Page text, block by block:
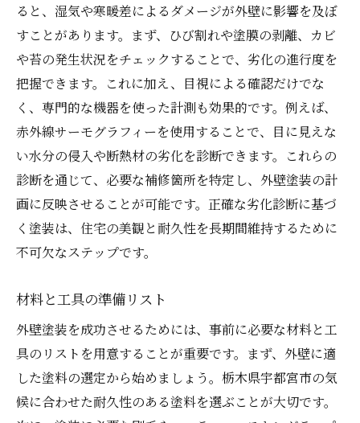
トラブル発生時の適切な対応方法
アフターケアと保証を活用するコツ
外壁塗装後のメンテナンスで美観と耐久性を長
持ちさせる
定期的なメンテナンスの重要性とその方法
外壁塗装を長持ちさせるためのコツ
美観を維持するためのクリーニング方法
劣化の早期発見と対策法
外壁塗装後の点検項目とスケジュール
外壁の定期点検サービスを利用する利点
選択肢
今後の外壁塗装技術の進化予測
サステナブルな外壁塗装の選択肢
最新のトレンドを取り入れたデザイン
外壁塗装の新技術とその可能性
ると、湿気や寒暖差によるダメージが外壁に影響を及ぼ
すことがあります。まず、ひび割れや塗膜の剥離、カビ
や苔の発生状況をチェックすることで、劣化の進行度を
把握できます。これに加え、目視による確認だけでな
く、専門的な機器を使った計測も効果的です。例えば、
赤外線サーモグラフィーを使用することで、目に見えな
い水分の侵入や断熱材の劣化を診断できます。これらの
診断を通じて、必要な補修箇所を特定し、外壁塗装の計
画に反映させることが可能です。正確な劣化診断に基づ
く塗装は、住宅の美観と耐久性を長期間維持するために
不可欠なステップです。
材料と工具の準備リスト
外壁塗装を成功させるためには、事前に必要な材料と工
具のリストを用意することが重要です。まず、外壁に適
した塗料の選定から始めましょう。栃木県宇都宮市の気
候に合わせた耐久性のある塗料を選ぶことが大切です。